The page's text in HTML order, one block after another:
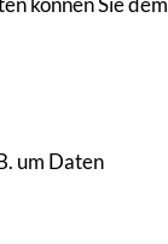
um Daten